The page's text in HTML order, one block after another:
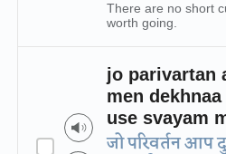
There are no short
worth going.
jo parivartan
men
use svayam
जो परिवर्तन आप